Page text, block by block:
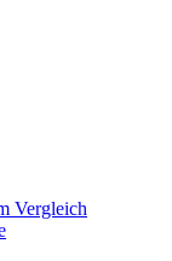
Vergleich